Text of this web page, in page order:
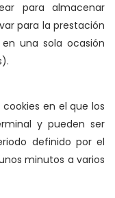
para almacenar
para la prestación
una sola ocasión
cookies en el que los
y pueden ser
definido por el
minutos a varios